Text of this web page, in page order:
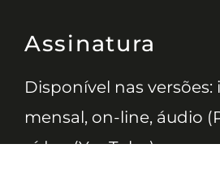
Assinatura
Disponível nas versões:
mensal, on-line, áudio
vídeo (YouTube).